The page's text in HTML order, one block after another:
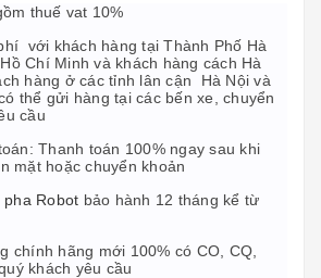
thuế vat 10%
với khách hàng tại Thành Phố Hà
Chí Minh và khách hàng cách Hà
hàng ở các tỉnh lân cận Hà Nội và
thể gửi hàng tại các bến xe, chuyển
cầu
Thanh toán 100% ngay sau khi
mặt hoặc chuyển khoản
pha Robot bảo hành 12 tháng kể từ
chính hãng mới 100% có CO, CQ,
khách yêu cầu